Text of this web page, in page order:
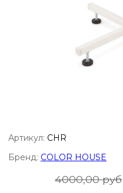
Артикул: CHR
Бренд: COLOR HOUSE
4000,00 руб